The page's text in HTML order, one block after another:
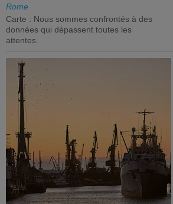
Rome
Carte : Nous sommes confrontés à des
données qui dépassent toutes les
attentes.